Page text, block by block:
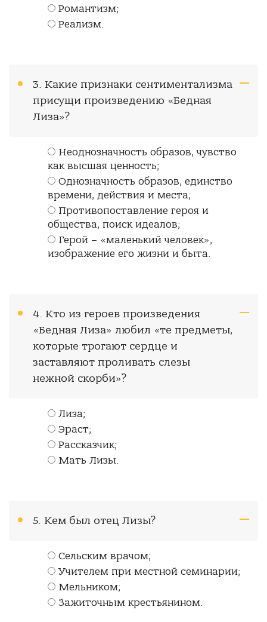
Романтизм;
Реализм.
3. Какие признаки сентиментализма
присущи произведению «Бедная
Лиза»?
Неоднозначность образов, чувство
как высшая ценность;
Однозначность образов, единство
времени, действия и места;
Противопоставление героя и
общества, поиск идеалов;
Герой – «маленький человек»,
изображение его жизни и быта.
4. Кто из героев произведения
«Бедная Лиза» любил «те предметы,
которые трогают сердце и
заставляют проливать слезы
нежной скорби»?
Лиза;
Эраст;
Рассказчик;
Мать Лизы.
5. Кем был отец Лизы?
Сельским врачом;
Учителем при местной семинарии;
Мельником;
Зажиточным крестьянином.